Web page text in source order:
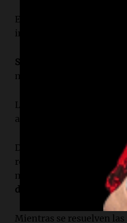
El club es consciente de
inversiones realizadas,
Salas llegó en 2025 tras
mientras que
Las situaciones de
a sus altos contratos y
Di Carlo defendió la
reestructuración, a pesar
mercado:
"Todos saben
declaraciones"
, afirmó.
Mientras se resuelven